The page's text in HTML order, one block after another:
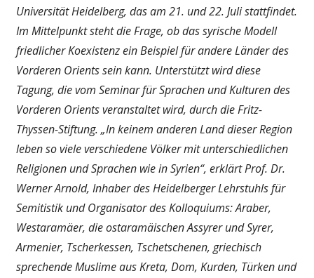
Universität Heidelberg, das am 21. und 22. Juli stattfindet.
Im Mittelpunkt steht die Frage, ob das syrische Modell
friedlicher Koexistenz ein Beispiel für andere Länder des
Vorderen Orients sein kann. Unterstützt wird diese
Tagung, die vom Seminar für Sprachen und Kulturen des
Vorderen Orients veranstaltet wird, durch die Fritz-
Thyssen-Stiftung. „In keinem anderen Land dieser Region
leben so viele verschiedene Völker mit unterschiedlichen
Religionen und Sprachen wie in Syrien“, erklärt Prof. Dr.
Werner Arnold, Inhaber des Heidelberger Lehrstuhls für
Semitistik und Organisator des Kolloquiums: Araber,
Westaramäer, die ostaramäischen Assyrer und Syrer,
Armenier, Tscherkessen, Tschetschenen, griechisch
sprechende Muslime aus Kreta, Dom, Kurden, Türken und